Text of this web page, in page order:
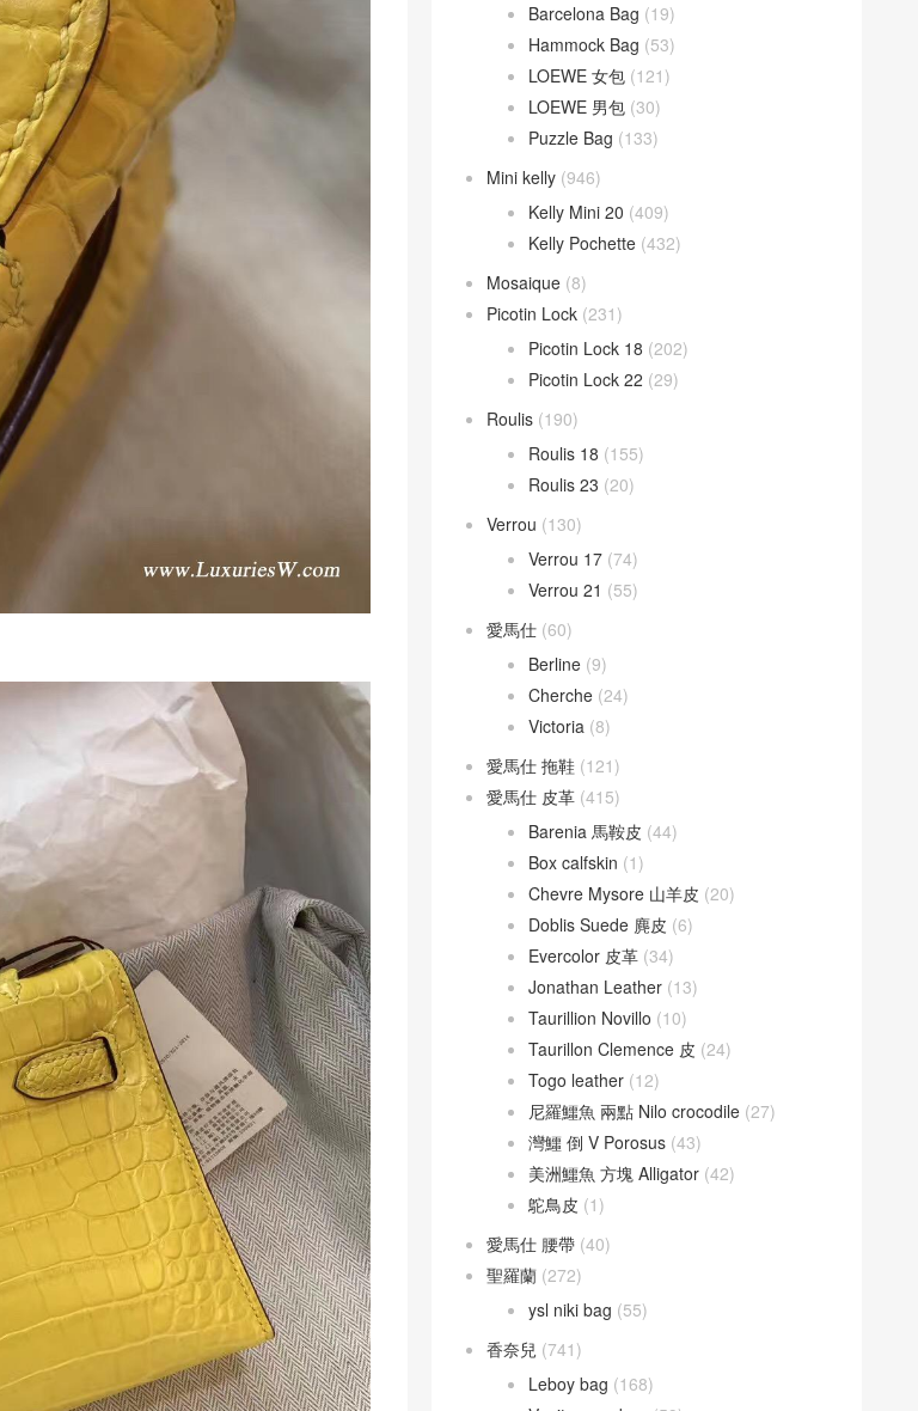
Barcelona Bag (19)
Hammock Bag (53)
LOEWE 女包 (121)
LOEWE 男包 (30)
Puzzle Bag (133)
Mini kelly (946)
Kelly Mini 20 (409)
Kelly Pochette (432)
Mosaique (8)
Picotin Lock (231)
Picotin Lock 18 (202)
Picotin Lock 22 (29)
Roulis (190)
Roulis 18 (155)
Roulis 23 (20)
Verrou (130)
Verrou 17 (74)
Verrou 21 (55)
愛馬仕 (60)
Berline (9)
Cherche (24)
Victoria (8)
愛馬仕 拖鞋 (121)
愛馬仕 皮革 (415)
Barenia 馬鞍皮 (44)
Box calfskin (1)
Chevre Mysore 山羊皮 (20)
Doblis Suede 麂皮 (6)
Evercolor 皮革 (34)
Jonathan Leather (13)
Taurillion Novillo (10)
Taurillon Clemence 皮 (24)
Togo leather (12)
尼羅鱷魚 兩點 Nilo crocodile (27)
灣鱷 倒 V Porosus (43)
美洲鱷魚 方塊 Alligator (42)
鴕鳥皮 (1)
愛馬仕 腰帶 (40)
聖羅蘭 (272)
ysl niki bag (55)
香奈兒 (741)
Leboy bag (168)